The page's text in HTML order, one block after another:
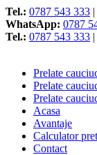
Tel.: 0787 543 333 |
WhatsApp: 0787
Tel.: 0787 543 333 |
Prelate
Prelate
Prelate
Acasa
Avantaje
Calculator
Contact